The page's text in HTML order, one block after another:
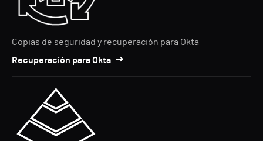
Copias de seguridad y recuperación para Okta
Recuperación para Okta